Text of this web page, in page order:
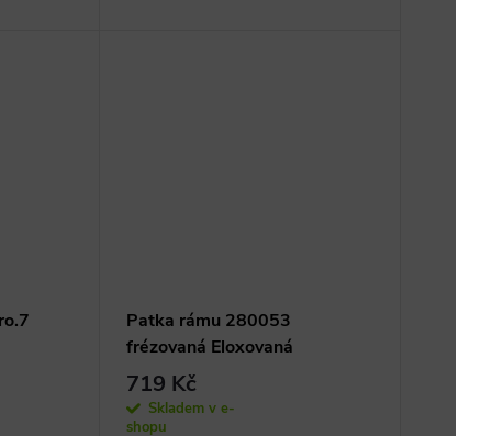
Patka rámu 280053
frézovaná Eloxovaná
719 Kč
Skladem v e-
shopu